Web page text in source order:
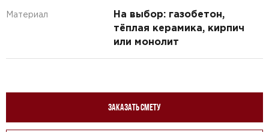
Материал
На выбор: газобетон,
тёплая керамика, кирпич
или монолит
Заказать смету